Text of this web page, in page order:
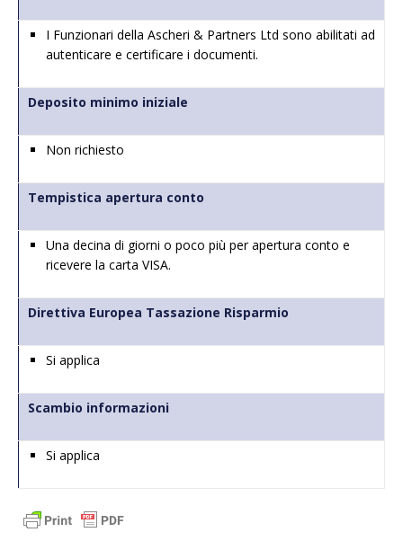
I Funzionari della Ascheri & Partners Ltd sono abilitati ad
autenticare e certificare i documenti.
Deposito minimo iniziale
Non richiesto
Tempistica apertura conto
Una decina di giorni o poco più per apertura conto e
ricevere la carta VISA.
Direttiva Europea Tassazione Risparmio
Si applica
Scambio informazioni
Si applica